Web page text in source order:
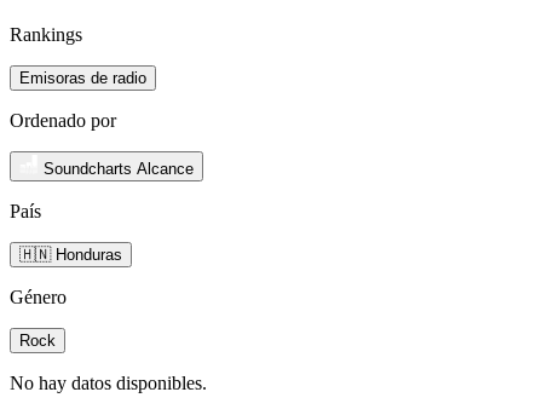
Rankings
Emisoras de radio
Ordenado por
Soundcharts Alcance
País
🇭🇳 Honduras
Género
Rock
No hay datos disponibles.